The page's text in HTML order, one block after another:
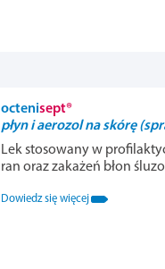
octenisept®
płyn i aerozol na skórę
Lek stosowany w
ran oraz zakażeń błon
Dowiedz się więcej